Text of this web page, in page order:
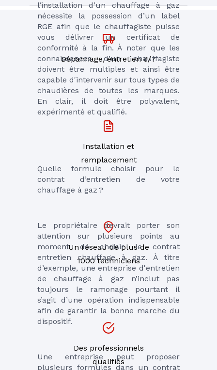
l’installation d’un chauffage à gaz
nécessite la possession d’un label
RGE afin que le chauffagiste puisse
vous délivrer un certificat de
conformité à la fin. À noter que les
connaissances d’un chauffagiste
doivent être multiples et ainsi être
capable d'intervenir sur tous types de
chaudières de toutes les marques.
En clair, il doit être polyvalent,
expérimenté et qualifié.
Quelle formule choisir pour le
contrat d’entretien de votre
chauffage à gaz ?
Le propriétaire devrait porter son
attention sur plusieurs points au
moment de choisir le contrat
entretien chauffage à gaz. À titre
d’exemple, une entreprise d'entretien
de chauffage à gaz n’inclut pas
toujours le ramonage pourtant il
s’agit d’une opération indispensable
afin de garantir la bonne marche du
dispositif.
Une entreprise peut proposer
plusieurs formules dans un contrat
Dépannage, entretien 6/7
Installation et
remplacement
Un réseau de plus de
1000 techniciens
Des professionnels
qualifiés